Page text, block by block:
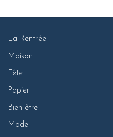
La Rentrée
Maison
Fête
Papier
Bien-être
Mode